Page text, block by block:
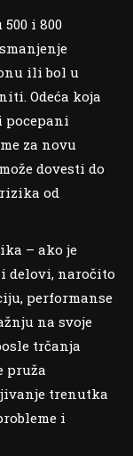
i 800
ili bol u
Odeća koja
pocepani
za novu
dovesti do
od
– ako je
delovi, naročito
performanse
na svoje
trčanja
pruža
trenutka
i